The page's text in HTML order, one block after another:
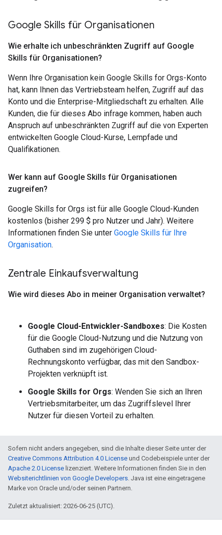
Google Skills für Organisationen
Wie erhalte ich unbeschränkten Zugriff auf Google
Skills für Organisationen?
Wenn Ihre Organisation kein Google Skills for Orgs-Konto
hat, kann Ihnen das Vertriebsteam helfen, Zugriff auf das
Konto und die Enterprise-Mitgliedschaft zu erhalten. Alle
Kunden, die für dieses Abo infrage kommen, haben auch
Anspruch auf unbeschränkten Zugriff auf die von Experten
entwickelten Google Cloud-Kurse, Lernpfade und
Qualifikationen.
Wer kann auf Google Skills für Organisationen
zugreifen?
Google Skills for Orgs ist für alle Google Cloud-Kunden
kostenlos (bisher 299 $ pro Nutzer und Jahr). Weitere
Informationen finden Sie unter Google Skills für Ihre
Organisation.
Zentrale Einkaufsverwaltung
Wie wird dieses Abo in meiner Organisation verwaltet?
Google Cloud-Entwickler-Sandboxes: Die Kosten
für die Google Cloud-Nutzung und die Nutzung von
Guthaben sind im zugehörigen Cloud-
Rechnungskonto verfügbar, das mit den Sandbox-
Projekten verknüpft ist.
Google Skills for Orgs: Wenden Sie sich an Ihren
Vertriebsmitarbeiter, um das Zugriffslevel Ihrer
Nutzer für diesen Vorteil zu erhalten.
Sofern nicht anders angegeben, sind die Inhalte dieser Seite unter der
Creative Commons Attribution 4.0 License und Codebeispiele unter der
Apache 2.0 License lizenziert. Weitere Informationen finden Sie in den
Websiterichtlinien von Google Developers. Java ist eine eingetragene
Marke von Oracle und/oder seinen Partnern.
Zuletzt aktualisiert: 2026-06-25 (UTC).